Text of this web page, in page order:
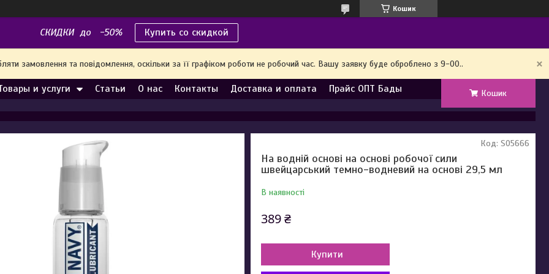
Кошик
СКИДКИ до -50% Купить со скидкой
замовлення та повідомлення, оскільки за її графіком роботи не робочий час. Вашу заявку буде оброблено з 9-00..
и услуги Статьи О нас Контакты Доставка и оплата Прайс ОПТ Бады Кошик
На водній основі на основі робочої сили
швейцарський темно-водневий на основі 29,5 мл
В наявності
Код: SO5666
389 ₴
Купити